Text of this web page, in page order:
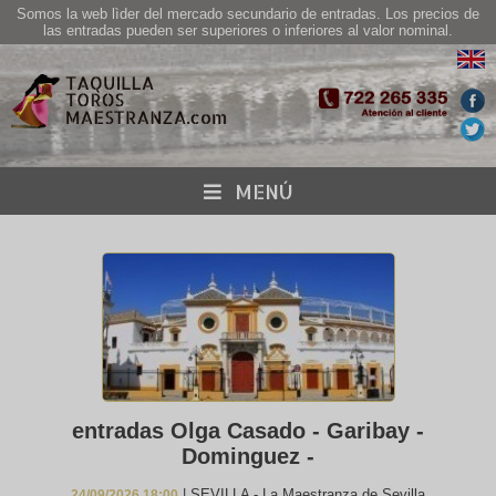
Somos la web lìder del mercado secundario de entradas. Los precios de
las entradas pueden ser superiores o inferiores al valor nominal.
MENÚ
entradas Olga Casado - Garibay -
Dominguez -